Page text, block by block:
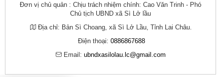
Đơn vị chủ quản : Chịu trách nhiệm chính: Cao Văn Trinh - Phó
Chủ tịch UBND xã Sì Lở lầu
Địa chỉ: Bản Sì Choang, xã Sì Lở Lầu, Tỉnh Lai Châu.
Điện thoại: 0886867688
Email: ubndxasilolau.lc@gmail.com